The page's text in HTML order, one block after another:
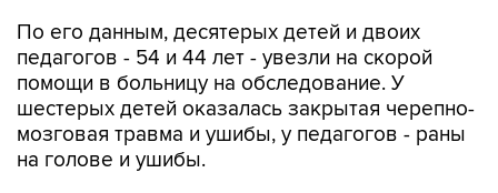
По его данным, десятерых детей и двоих
педагогов - 54 и 44 лет - увезли на скорой
помощи в больницу на обследование. У
шестерых детей оказалась закрытая черепно-
мозговая травма и ушибы, у педагогов - раны
на голове и ушибы.